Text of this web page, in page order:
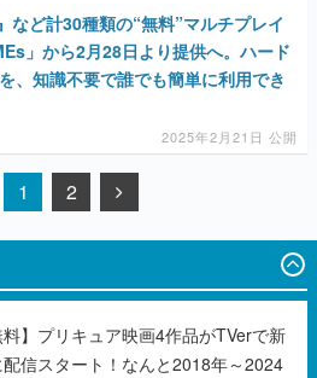
など計30種類の“無料”マルチプレイ
」から2月28日より提供へ。ハード
、知識不要で誰でも簡単に利用でき
2025年2月21日 公開
1 2
料】プリキュア映画4作品がTVerで新
配信スタート！なんと2018年～2024